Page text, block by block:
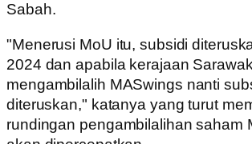
Sabah.
"Menerusi MoU itu, subsidi
2024 dan apabila kerajaan
mengambilalih MASwings nanti
diteruskan," katanya yang turut
rundingan pengambilalihan saham